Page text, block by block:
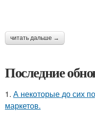
читать дальше →
Последние
1. А некоторые до сих
маркетов.